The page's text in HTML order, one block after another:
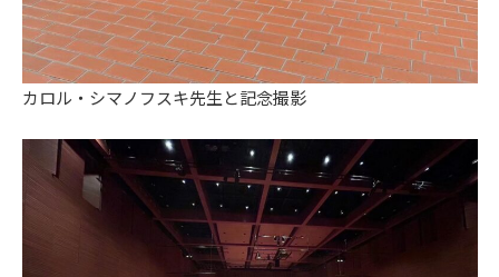
カロル・シマノフスキ先生と記念撮影